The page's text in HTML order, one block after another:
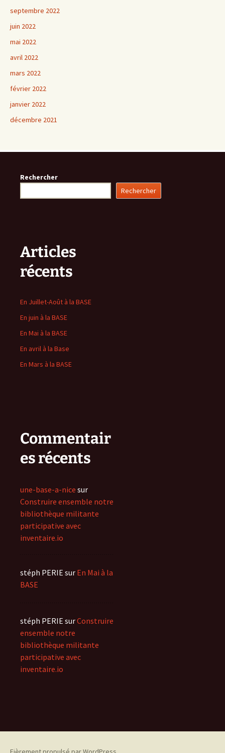
septembre 2022
juin 2022
mai 2022
avril 2022
mars 2022
février 2022
janvier 2022
décembre 2021
Rechercher
Rechercher
Articles
récents
En Juillet-Août à la BASE
En juin à la BASE
En Mai à la BASE
En avril à la Base
En Mars à la BASE
Commentair
es récents
une-base-a-nice sur
Construire ensemble notre
bibliothèque militante
participative avec
inventaire.io
stéph PERIE sur En Mai à la
BASE
stéph PERIE surConstruire
ensemble notre
bibliothèque militante
participative avec
inventaire.io